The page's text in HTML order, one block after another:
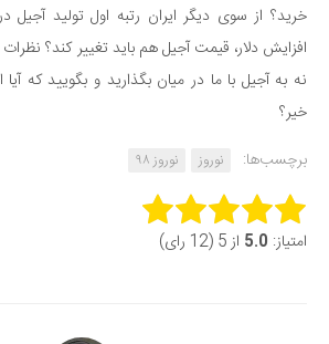
خرید؟ از سوی دیگر ایران رتبه اول تولید آجیل
افزایش دلار، قیمت آجیل هم باید تغییر کند؟
نه به آجیل با ما در میان بگذارید و بگویید که
خیر؟
برچسب‌ها:
نوروز نوروز ۹۸
Rate this item:
امتیاز: 5.0 از 5 (12 رای)